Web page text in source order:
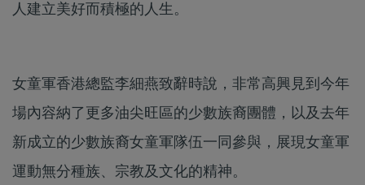
人建立美好而積極的人生。
女童軍香港總監李細燕致辭時說，非常高興見到今年
場內容納了更多油尖旺區的少數族裔團體，以及去年
新成立的少數族裔女童軍隊伍一同參與，展現女童軍
運動無分種族、宗教及文化的精神。